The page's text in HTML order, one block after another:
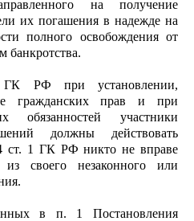
на получение
их погашения в надежде на
полного освобождения от
банкротства.
РФ при установлении,
гражданских прав и при
обязанностей участники
должны действовать
ст. 1 ГК РФ никто не вправе
из своего незаконного или
в п. 1 Постановления